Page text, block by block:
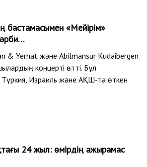
бастамасымен «Мейірім»
& Yernat және Abilmansur Kudaibergen
концерті өтті. Бұл
Израиль және АҚШ-та өткен
24 жыл: өмірдің ажырамас